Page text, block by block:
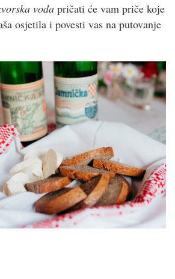
voda pričati će vam priče koje
osjetila i povesti vas na putovanje